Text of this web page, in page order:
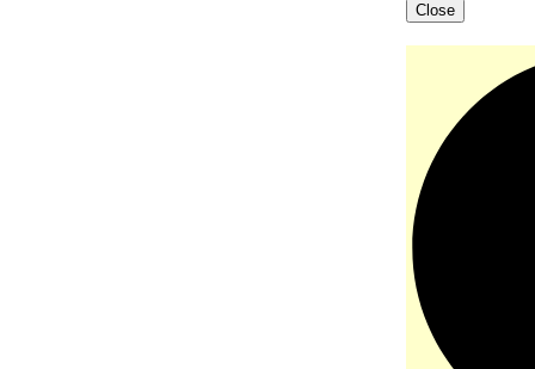
Close